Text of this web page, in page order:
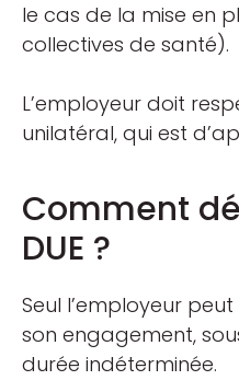
le cas de la mise en
collectives de santé).
L’employeur doit
unilatéral, qui est
Comment
DUE ?
Seul l’employeur
son engagement,
durée indéterminée.